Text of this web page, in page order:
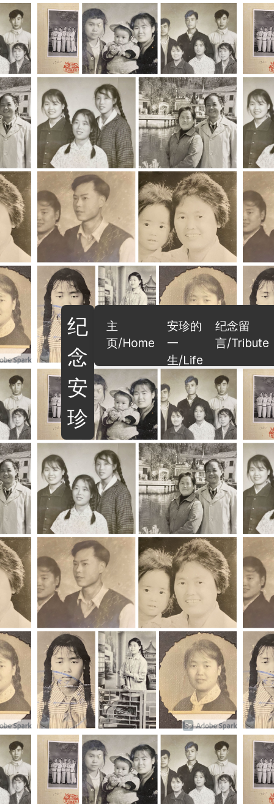
纪
念
安
珍
主
页/Home
安珍的
一
生/Life
纪念留
言/Tribute